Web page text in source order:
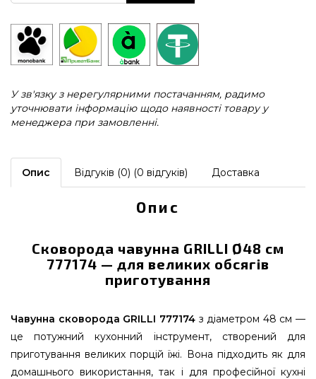
У зв'язку з нерегулярними постачанням, радимо
уточнювати інформацію щодо наявності товару у
менеджера при замовленні.
Опис Відгуків (0) (0 відгуків) Доставка
Опис
Сковорода чавунна GRILLI Ø48 см
777174 — для великих обсягів
приготування
Чавунна сковорода GRILLI 777174з діаметром 48 см —
це потужний кухонний інструмент, створений для
приготування великих порцій їжі. Вона підходить як для
домашнього використання, так і для професійної кухні